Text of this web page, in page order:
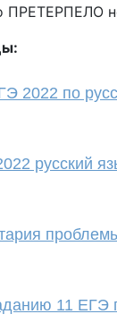
ПРЕТЕРПЕЛО
2022 по
русский
11 ЕГЭ